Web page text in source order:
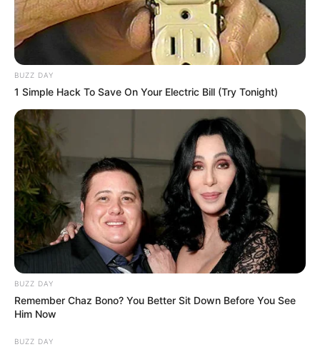
Michaela Korytyo tym samym tytule. Literacki pierwowzór
scenariusza opowiada onastolatku objętym programem
ochrony świadków
, który ukrywa się przed dwójką zabójców
na terenie obozowiska w Montanie podczas szalejących
pożarów.
która zostaje wplątana w niebezpieczny pościg za
poszukiwanym chłopcem
W filmie zagrali:
Nicholas Hoult, Jon Bernthal, Tyler Perry,
Aidan Gillen, Medina Senghore, Jake Weber i Finn Little
BUZZ DAY
1 Simple Hack To Save On Your Electric Bill (Try Tonight)
BUZZ DAY
Remember Chaz Bono? You Better Sit Down Before You See
Him Now
BUZZ DAY